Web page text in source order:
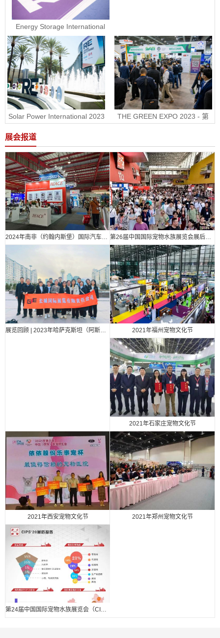
Energy Storage International
2023 - 美国国际电池储能展ESI
Solar Power International 2023
- 美国国际太阳能展RE+
THE GREEN EXPO 2023 - 第
30届墨西哥绿色能源展
展会报道
2024年南非（约翰内斯堡）国际汽车零部件、汽车技术及服务展览会 第26届中国国际宠物水族展览会展后报告
展览回顾 | 2023年哈萨克斯坦（阿斯塔纳）国际汽车零部件、汽车技术及服务展览会（Automechanika Astana） 2021年福州宠物文化节
2021年石家庄宠物文化节
2021年西安宠物文化节 2021年郑州宠物文化节
第24届中国国际宠物水族展览会（CIPS 2020） 展后报告.